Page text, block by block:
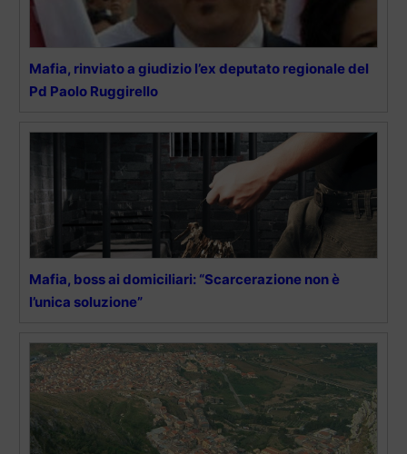
Mafia, rinviato a giudizio l’ex deputato regionale del
Pd Paolo Ruggirello
Mafia, boss ai domiciliari: “Scarcerazione non è
l’unica soluzione”